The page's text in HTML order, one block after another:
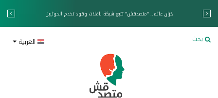
خزان عائم.. "متصدقش" تتبع شبكة ناقلات وقود تخدم الحوثيين
بحث العربية